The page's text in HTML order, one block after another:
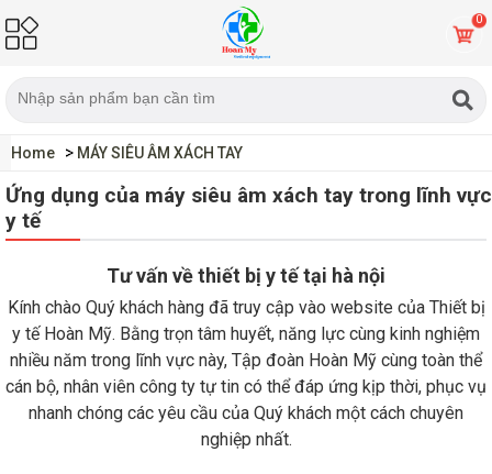
0
Home MÁY SIÊU ÂM XÁCH TAY
Ứng dụng của máy siêu âm xách tay trong lĩnh vực
y tế
Tư vấn về thiết bị y tế tại hà nội
Kính chào Quý khách hàng đã truy cập vào website của Thiết bị
y tế Hoàn Mỹ. Bằng trọn tâm huyết, năng lực cùng kinh nghiệm
nhiều năm trong lĩnh vực này, Tập đoàn Hoàn Mỹ cùng toàn thể
cán bộ, nhân viên công ty tự tin có thể đáp ứng kịp thời, phục vụ
nhanh chóng các yêu cầu của Quý khách một cách chuyên
nghiệp nhất.